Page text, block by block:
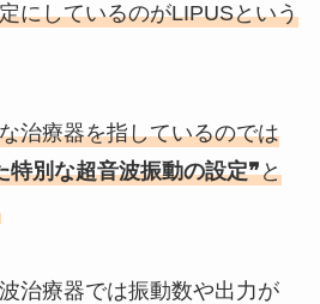
にしているのがLIPUSという
治療器を指しているのでは
特別な超音波振動の設定❞と
治療器では振動数や出力が